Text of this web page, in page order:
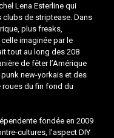
Lena Esterline qui
clubs de striptease. Dans
plus freaks,
imaginée par le
tout au long des 208
de fêter l’Amérique
new-yorkais et des
roues du fin fond du
fondée en 2009
cultures, l’aspect DIY